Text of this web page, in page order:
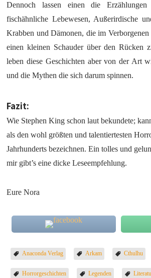
Dennoch lassen einen die
fischähnliche Lebewesen, Außerirdische
Krabben und Dämonen, die im
einen kleinen Schauder über den Rücken
leben diese Geschichten aber von der Art
und die Mythen die sich darum spinnen.
Fazit:
Wie Stephen King schon laut bekundete;
als den wohl größten und talentiertesten
Jahrhunderts bezeichnen. Ein tolles und
mir gibt’s eine dicke Leseempfehlung.
Eure Nora
Anaconda Verlag Arkam Cthulhu
Horrorgeschichten Legenden